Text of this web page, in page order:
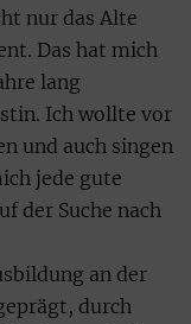
nur das Alte
Das hat mich
lang
Ich wollte vor
und auch singen
jede gute
der Suche nach
an der
durch